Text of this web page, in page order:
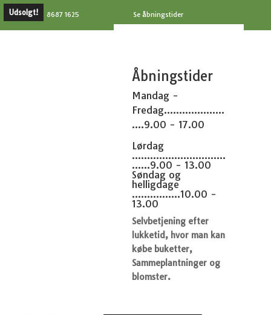
8687 1625 Se åbningstider
Åbningstider
Mandag -
Fredag....................
....9.00 - 17.00
Lørdag
...............................
......9.00 - 13.00
Søndag og
helligdage
................10.00 -
13.00
Selvbetjening efter
lukketid, hvor man kan
købe buketter,
Sammeplantninger og
blomster.
Udsolgt!